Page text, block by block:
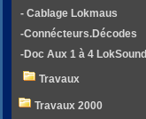
- Cablage Lokmaus
-Connécteurs.Décodes
-Doc Aux 1 à 4 LokSound
Travaux
Travaux 2000